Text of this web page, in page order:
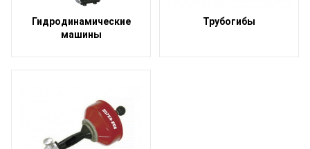
Гидродинамические
машины
Трубогибы